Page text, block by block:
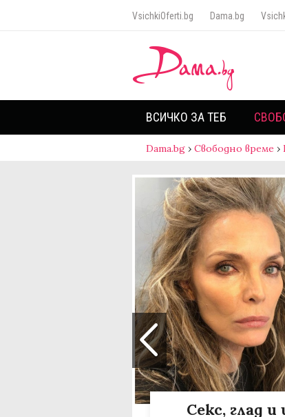
VsichkiOferti.bg Dama.bg
ВСИЧКО ЗА ТЕБ
Dama.bg › Свободно време ›
Секс, глад